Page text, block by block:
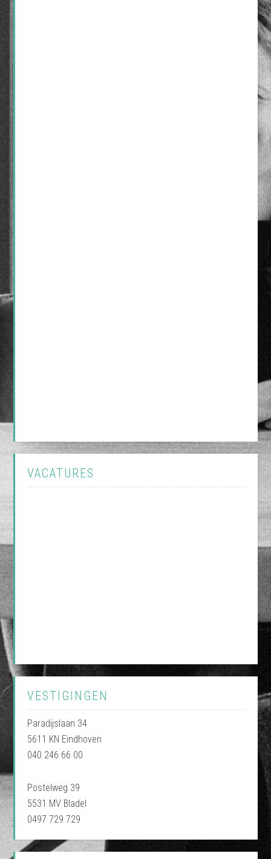
VACATURES
VESTIGINGEN
Paradijslaan 34
5611 KN Eindhoven
040 246 66 00
Postelweg 39
5531 MV Bladel
0497 729 729